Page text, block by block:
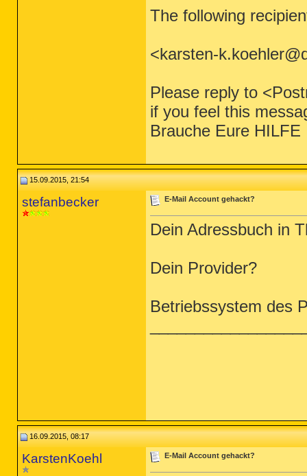
The following
<karsten-
Please reply to
if you feel this
Brauche Eure HILFE
15.09.2015, 21:54
stefanbecker E-Mail Account gehackt?
Dein Adressbuch in
Dein Provider?
Betriebssystem des
16.09.2015, 08:17
KarstenKoehl E-Mail Account gehackt?